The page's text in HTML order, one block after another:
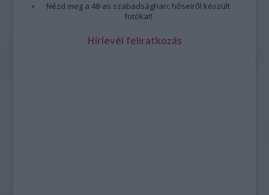
Nézd meg a 48-as szabadságharc hőseiről készült
fotókat!
Hírlevél feliratkozás